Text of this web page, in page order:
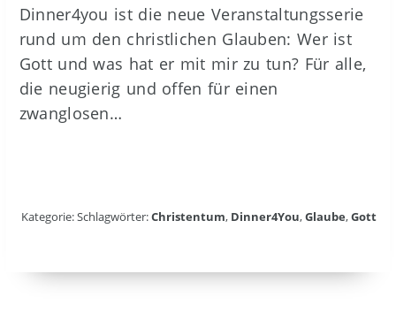
Dinner4you ist die neue Veranstaltungsserie
rund um den christlichen Glauben: Wer ist
Gott und was hat er mit mir zu tun? Für alle,
die neugierig und offen für einen
zwanglosen…
Kategorie: Schlagwörter:Christentum, Dinner4You,Glaube,Gott